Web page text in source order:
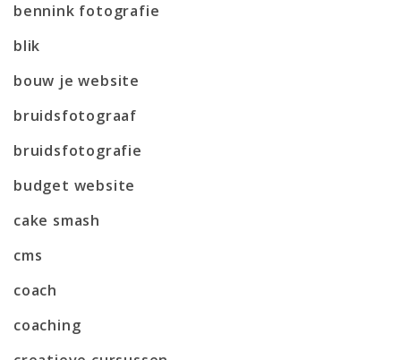
bennink fotografie
blik
bouw je website
bruidsfotograaf
bruidsfotografie
budget website
cake smash
cms
coach
coaching